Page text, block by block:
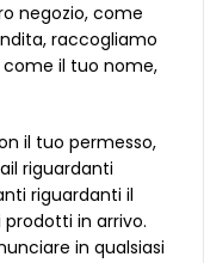
negozio, come
raccogliamo
come il tuo nome,
il tuo permesso,
riguardanti
riguardanti il
in arrivo.
in qualsiasi